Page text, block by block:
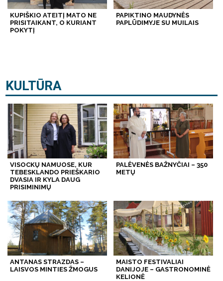
KUPIŠKIO ATEITĮ MATO NE
PRISITAIKANT, O KURIANT
POKYTĮ
PAPIKTINO MAUDYNĖS
PAPLŪDIMYJE SU MUILAIS
KULTŪRA
VISOCKŲ NAMUOSE, KUR
TEBESKLANDO PRIEŠKARIO
DVASIA IR KYLA DAUG
PRISIMINIMŲ
PALĖVENĖS BAŽNYČIAI – 350
METŲ
ANTANAS STRAZDAS –
LAISVOS MINTIES ŽMOGUS
MAISTO FESTIVALIAI
DANIJOJE – GASTRONOMINĖ
KELIONĖ